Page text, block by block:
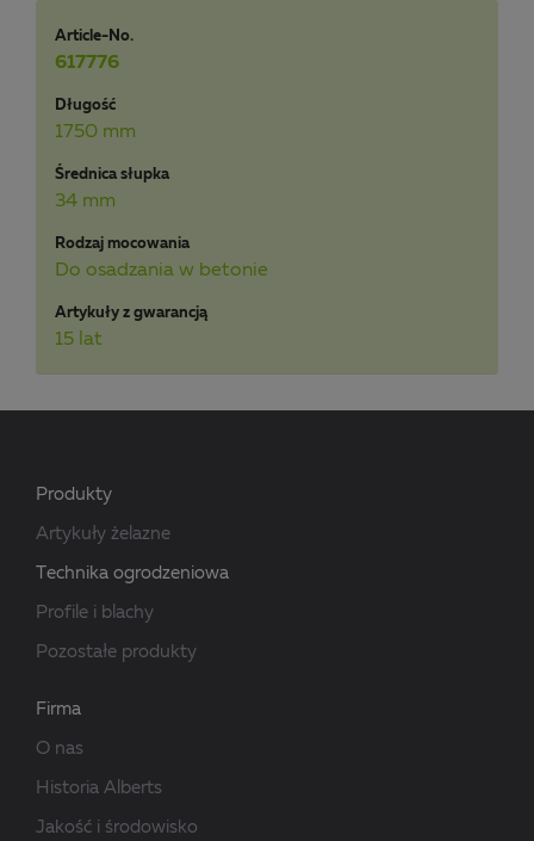
Article-No.
617776
Długość
1750 mm
Średnica słupka
34 mm
Rodzaj mocowania
Do osadzania w betonie
Artykuły z gwarancją
15 lat
Produkty
Artykuły żelazne
Technika ogrodzeniowa
Profile i blachy
Pozostałe produkty
Firma
O nas
Historia Alberts
Jakość i środowisko